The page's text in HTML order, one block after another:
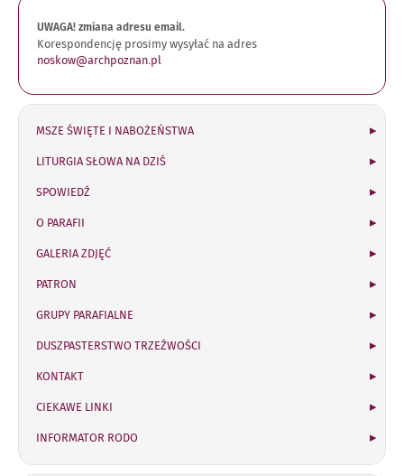
UWAGA! zmiana adresu email.
Korespondencję prosimy wysyłać na adres
noskow@archpoznan.pl
MSZE ŚWIĘTE I NABOŻEŃSTWA
LITURGIA SŁOWA NA DZIŚ
SPOWIEDŹ
O PARAFII
GALERIA ZDJĘĆ
PATRON
GRUPY PARAFIALNE
DUSZPASTERSTWO TRZEŹWOŚCI
KONTAKT
CIEKAWE LINKI
INFORMATOR RODO